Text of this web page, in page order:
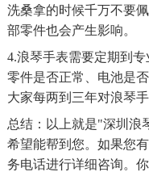
洗桑拿的时候千万不要
部零件也会产生影响。
4.浪琴手表需要定期到
零件是否正常、电池是
大家每两到三年对浪琴
总结：以上就是"深圳浪
希望能帮到您。如果您
务电话进行详细咨询。